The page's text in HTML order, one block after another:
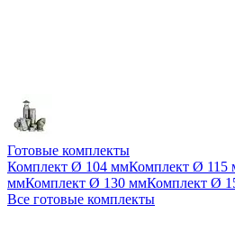
Готовые комплекты
Комплект Ø 104 ммКомплект Ø 115
ммКомплект Ø 130 ммКомплект Ø
Все готовые комплекты